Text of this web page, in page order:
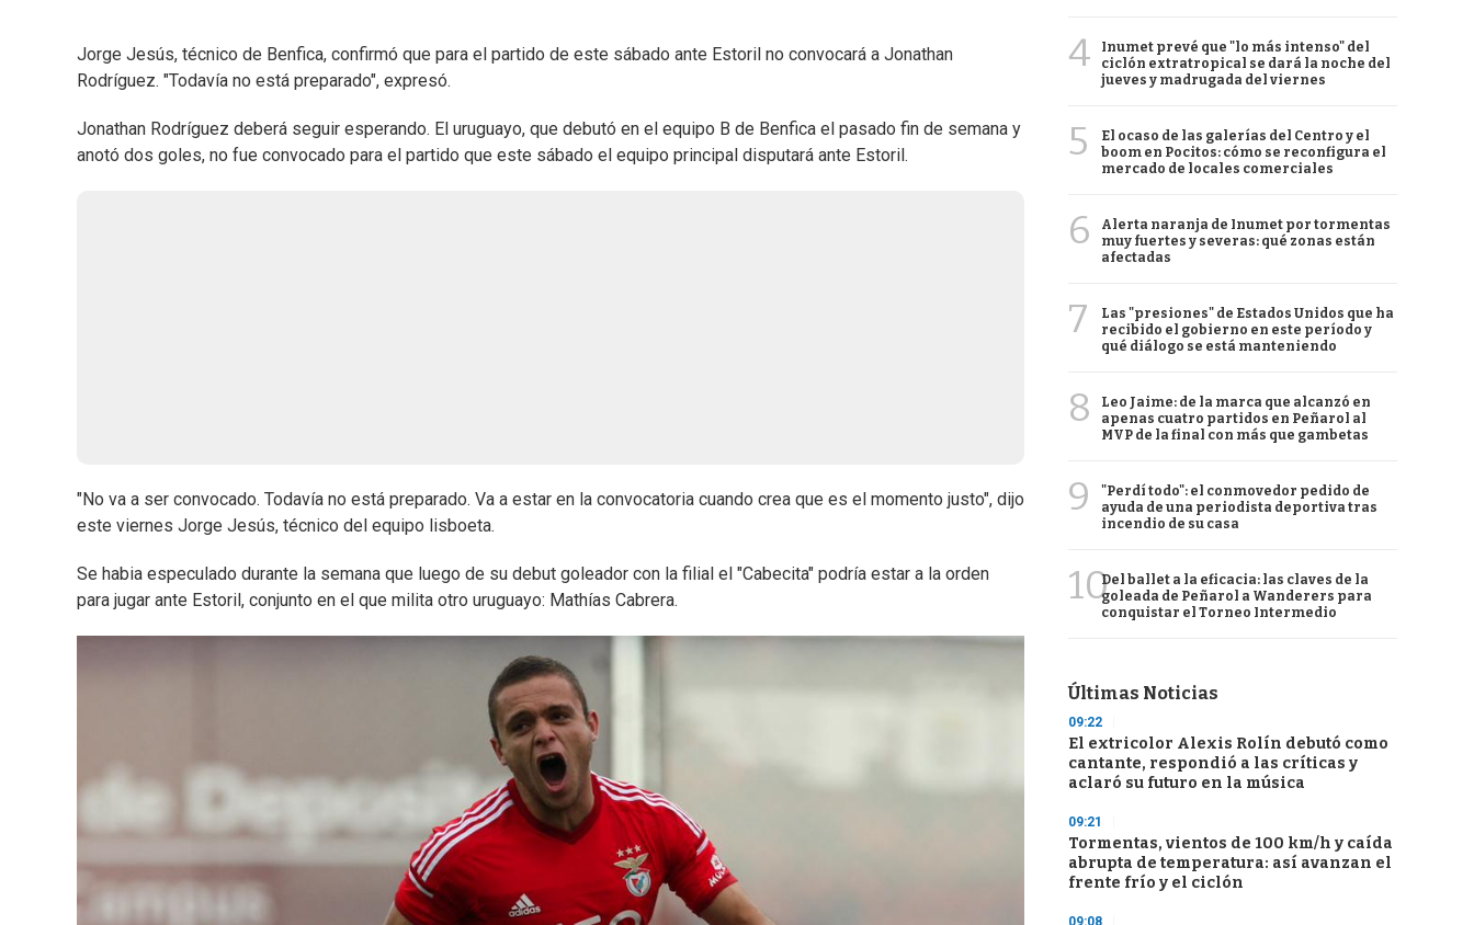
Jorge Jesús, técnico de Benfica, confirmó que para el partido de este sábado ante Estoril no convocará a Jonathan
Rodríguez. "Todavía no está preparado", expresó.
Jonathan Rodríguez deberá seguir esperando. El uruguayo, que debutó en el equipo B de Benfica el pasado fin de semana y
anotó dos goles, no fue convocado para el partido que este sábado el equipo principal disputará ante Estoril.
"No va a ser convocado. Todavía no está preparado. Va a estar en la convocatoria cuando crea que es el momento justo", dijo
este viernes Jorge Jesús, técnico del equipo lisboeta.
Se habia especulado durante la semana que luego de su debut goleador con la filial el "Cabecita" podría estar a la orden
para jugar ante Estoril, conjunto en el que milita otro uruguayo: Mathías Cabrera.
4
Inumet prevé que "lo más intenso" del
ciclón extratropical se dará la noche del
jueves y madrugada del viernes
5
El ocaso de las galerías del Centro y el
boom en Pocitos: cómo se reconfigura el
mercado de locales comerciales
6
Alerta naranja de Inumet por tormentas
muy fuertes y severas: qué zonas están
afectadas
7
Las "presiones" de Estados Unidos que ha
recibido el gobierno en este período y
qué diálogo se está manteniendo
8
Leo Jaime: de la marca que alcanzó en
apenas cuatro partidos en Peñarol al
MVP de la final con más que gambetas
9
"Perdí todo": el conmovedor pedido de
ayuda de una periodista deportiva tras
incendio de su casa
10Del ballet a la eficacia: las claves de la
goleada de Peñarol a Wanderers para
conquistar el Torneo Intermedio
Últimas Noticias
09:22
El extricolor Alexis Rolín debutó como
cantante, respondió a las críticas y
aclaró su futuro en la música
09:21
Tormentas, vientos de 100 km/h y caída
abrupta de temperatura: así avanzan el
frente frío y el ciclón
09:08